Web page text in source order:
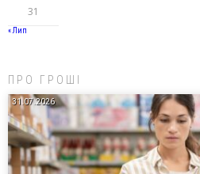
31
« Лип
ПРО ГРОШІ
31.07.2026